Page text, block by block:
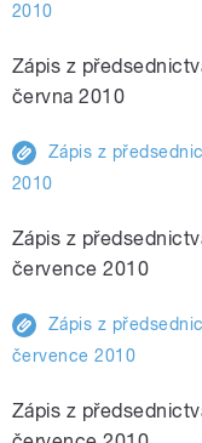
2010
Zápis z
června 2010
Zápis z
2010
Zápis z
července 2010
Zápis z
července 2010
Zápis z